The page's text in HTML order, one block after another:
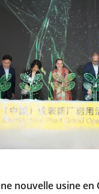
nouvelle usine en